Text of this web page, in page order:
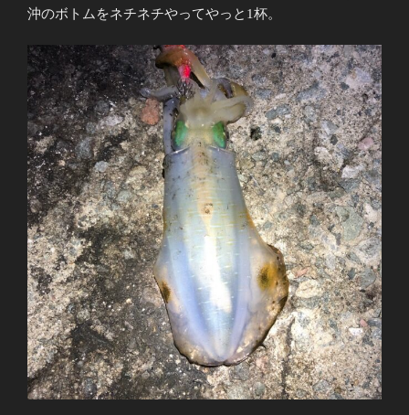
沖のボトムをネチネチやってやっと1杯。